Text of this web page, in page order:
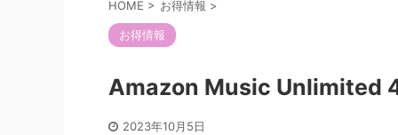
HOME > お得情報 >
お得情報
Amazon Music Unlimited
2023年10月5日